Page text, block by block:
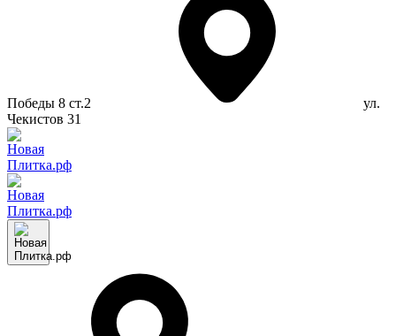
Победы 8 ст.2
ул.
Чекистов 31